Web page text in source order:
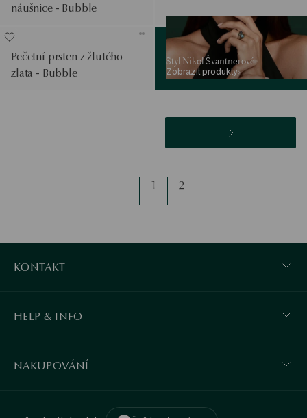
náušnice - Bubble
Pečetní prsten z žlutého
zlata - Bubble
Styl Nikol Švantnerové
Zobrazit produkty
Zobrazit produkty
1 2
KONTAKT
HELP & INFO
NAKUPOVÁNÍ